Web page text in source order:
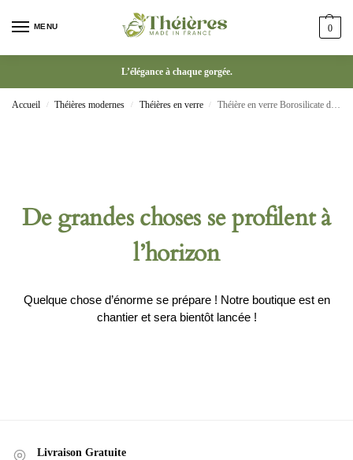
MENU 0
L’élégance à chaque gorgée.
Accueil / Théières modernes / Théières en verre / Théière en verre Borosilicate de 570ml bouilloire à thé résistante à la chaleur
De grandes choses se profilent à
l’horizon
Quelque chose d’énorme se prépare ! Notre boutique est en
chantier et sera bientôt lancée !
Livraison Gratuite